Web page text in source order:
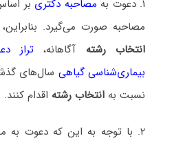
۱. دعوت به مصاحبه دکتری بر
مصاحبه صورت می‌گیرد.
انتخاب رشته آگاهانه، تراز
بیماری‌شناسی گیاهی سال‌های
نسبت به انتخاب رشته اقدام کنند.
۲. با توجه به این که دعوت به